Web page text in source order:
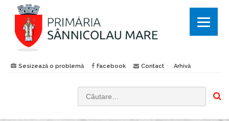
Sesizează o problemă Facebook Contact Arhivă